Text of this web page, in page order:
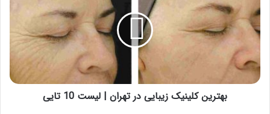
زیبایی
در
تهران
لیست
10
تایی
بهترین کلینیک زیبایی در تهران | لیست 10 تایی